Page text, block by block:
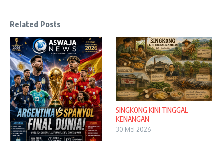
Related Posts
SINGKONG KINI TINGGAL
KENANGAN
30 Mei 2026